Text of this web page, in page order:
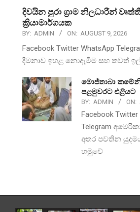
දිවයින පුරා ග්‍රාම නිලධාරීන්
ක්‍රියාමාර්ගයක
BY: ADMIN ON: AUGUST 9, 2026
Facebook Twitter WhatsApp
දීමනාව ඉහළ නොදැමීම සහ තවත්
මොජ්තාබා
පළමුවරට එළියට
BY: ADMIN ON:
Facebook Twitter
Telegram
අතර පවතින
හමුවේ